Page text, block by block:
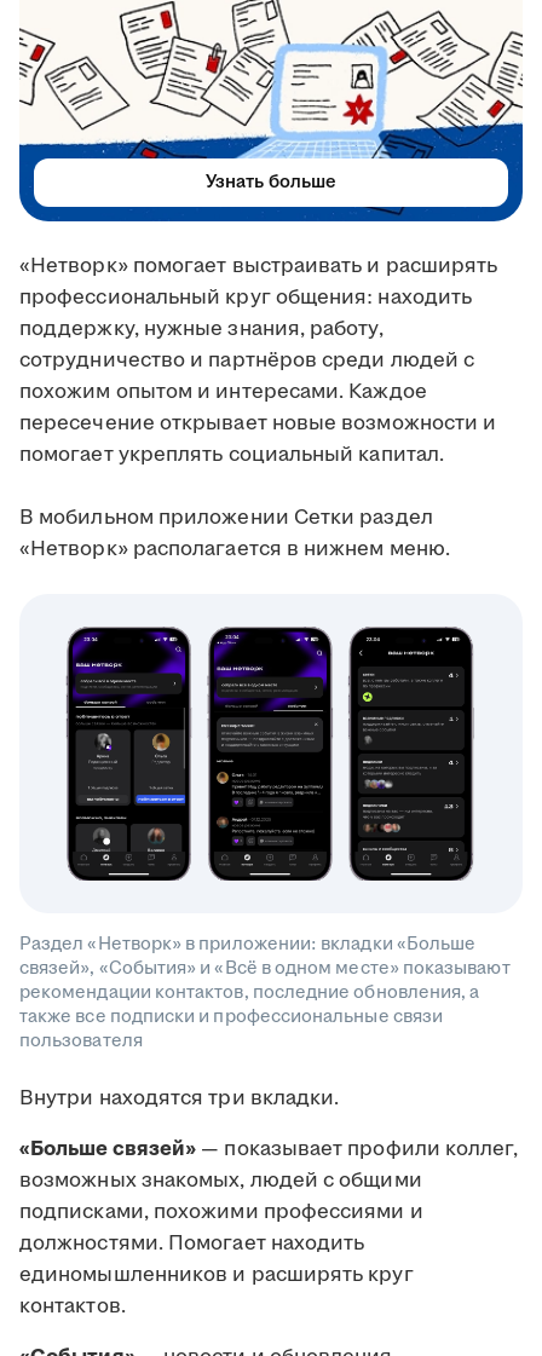
«Нетворк» помогает выстраивать и расширять
профессиональный круг общения: находить
поддержку, нужные знания, работу,
сотрудничество и партнёров среди людей с
похожим опытом и интересами. Каждое
пересечение открывает новые возможности и
помогает укреплять социальный капитал.
В мобильном приложении Сетки раздел
«Нетворк» располагается в нижнем меню.
Раздел «Нетворк» в приложении: вкладки «Больше
связей», «События» и «Всё в одном месте» показывают
рекомендации контактов, последние обновления, а
также все подписки и профессиональные связи
пользователя
Внутри находятся три вкладки.
«Больше связей» — показывает профили коллег,
возможных знакомых, людей с общими
подписками, похожими профессиями и
должностями. Помогает находить
единомышленников и расширять круг
контактов.
Узнать больше